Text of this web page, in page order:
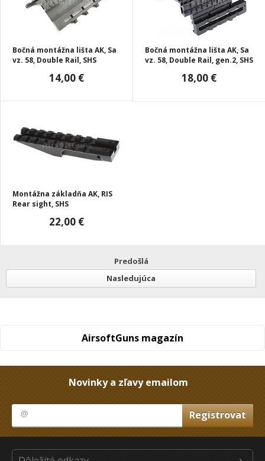
Bočná montážna lišta AK, Sa
vz. 58, Double Rail, SHS
14,00 €
Bočná montážna lišta AK, Sa
vz. 58, Double Rail, gen.2, SHS
18,00 €
Montážna základňa AK, RIS
Rear sight, SHS
22,00 €
Predošlá
Nasledujúca
AirsoftGuns magazín
Novinky a zľavy emailom